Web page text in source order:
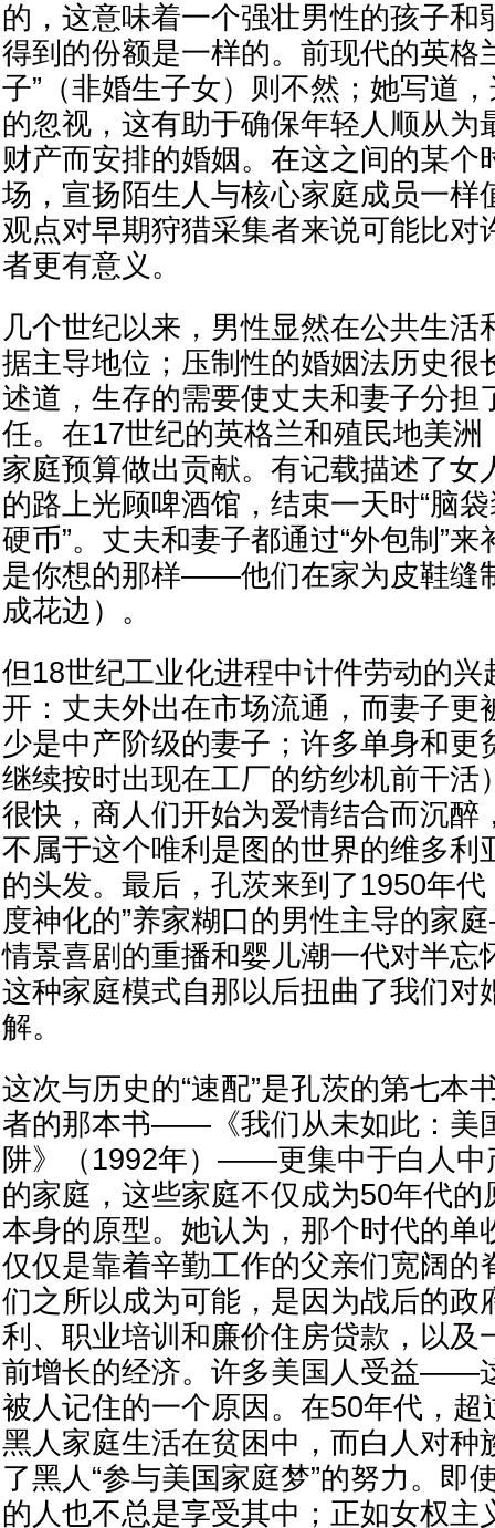
的，这意味着一个强壮男性的孩子和
得到的份额是一样的。前现代的英格
子”（非婚生子女）则不然；她写道
的忽视，这有助于确保年轻人顺从为
财产而安排的婚姻。在这之间的某个
场，宣扬陌生人与核心家庭成员一
观点对早期狩猎采集者来说可能比对
者更有意义。
几个世纪以来，男性显然在公共生活
据主导地位；压制性的婚姻法历史很
述道，生存的需要使丈夫和妻子分担
任。在17世纪的英格兰和殖民地美洲
家庭预算做出贡献。有记载描述了女
的路上光顾啤酒馆，结束一天时“脑
硬币”。丈夫和妻子都通过“外包制”
是你想的那样——他们在家为皮鞋缝
成花边）。
但18世纪工业化进程中计件劳动的兴
开：丈夫外出在市场流通，而妻子更
少是中产阶级的妻子；许多单身和更
继续按时出现在工厂的纺纱机前干活
很快，商人们开始为爱情结合而沉醉
不属于这个唯利是图的世界的维多利
的头发。最后，孔茨来到了1950年代
度神化的”养家糊口的男性主导的家
情景喜剧的重播和婴儿潮一代对半忘
这种家庭模式自那以后扭曲了我们对
解。
这次与历史的“速配”是孔茨的第七本
者的那本书——《我们从未如此：美
阱》（1992年）——更集中于白人中
的家庭，这些家庭不仅成为50年代的
本身的原型。她认为，那个时代的单
仅仅是靠着辛勤工作的父亲们宽阔的
们之所以成为可能，是因为战后的政
利、职业培训和廉价住房贷款，以及
前增长的经济。许多美国人受益——
被人记住的一个原因。在50年代，超
黑人家庭生活在贫困中，而白人对种
了黑人“参与美国家庭梦”的努力。即
的人也不总是享受其中；正如女权主